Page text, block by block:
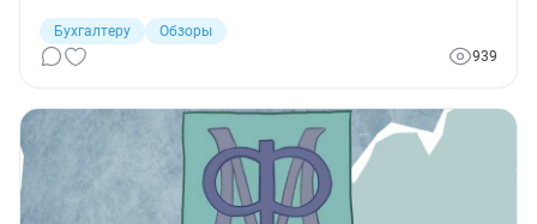
Бухгалтеру
Обзоры
939